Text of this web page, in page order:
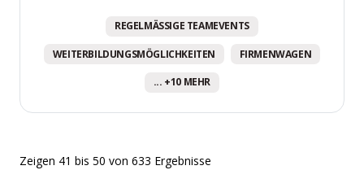
REGELMÄSSIGE TEAMEVENTS
WEITERBILDUNGSMÖGLICHKEITEN FIRMENWAGEN
... +10 MEHR
Zeigen 41 bis 50 von 633 Ergebnisse